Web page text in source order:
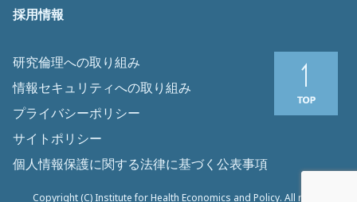
採用情報
研究倫理への取り組み
情報セキュリティへの取り組み
プライバシーポリシー
サイトポリシー
個人情報保護に関する法律に基づく公表事項
Copyright (C) Institute for Health Economics and Policy. All rights